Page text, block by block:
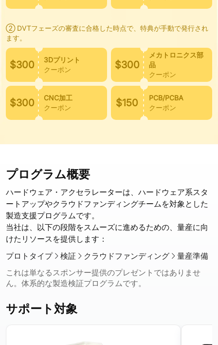
② DVTフェーズの審査に合格した時点で、特典が手動で発行され
ます。
$300
3Dプリント
クーポン
$300
メカトロニクス部
品
クーポン
$300
CNC加工
クーポン
$150
PCB/PCBA
クーポン
プログラム概要
ハードウェア・アクセラレーターは、ハードウェア系スタ
ートアップやクラウドファンディングチームを対象とした
製造支援プログラムです。
当社は、以下の段階をスムーズに進めるための、量産に向
けたリソースを提供します：
プロトタイプ
検証 クラウドファンディング
量産準備
これは単なるスポンサー提供のプレゼントではありませ
ん。体系的な製造検証プログラムです。
サポート対象